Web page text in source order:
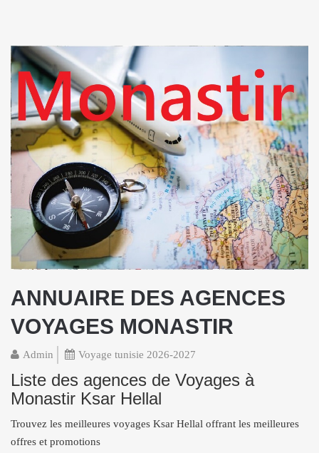
ANNUAIRE DES AGENCES
VOYAGES MONASTIR
Admin Voyage tunisie 2026-2027
Liste des agences de Voyages à
Monastir Ksar Hellal
Trouvez les meilleures voyages Ksar Hellal offrant les meilleures
offres et promotions